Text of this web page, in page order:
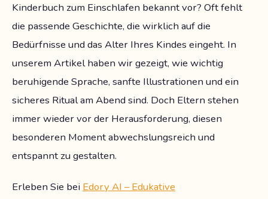
Kinderbuch zum Einschlafen bekannt vor? Oft fehlt
die passende Geschichte, die wirklich auf die
Bedürfnisse und das Alter Ihres Kindes eingeht. In
unserem Artikel haben wir gezeigt, wie wichtig
beruhigende Sprache, sanfte Illustrationen und ein
sicheres Ritual am Abend sind. Doch Eltern stehen
immer wieder vor der Herausforderung, diesen
besonderen Moment abwechslungsreich und
entspannt zu gestalten.
Erleben Sie bei Edory AI – Edukative